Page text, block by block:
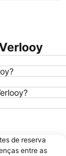
De Schorre
de reserva
entre as